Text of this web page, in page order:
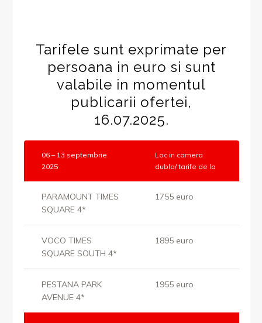
Tarifele sunt exprimate per
persoana in euro si sunt
valabile in momentul
publicarii ofertei,
16.07.2025.
06 – 13 septembrie
2025
Loc in camera
dubla/ tarife de la
PARAMOUNT TIMES
SQUARE 4*
1755 euro
VOCO TIMES
SQUARE SOUTH 4*
1895 euro
PESTANA PARK
AVENUE 4*
1955 euro